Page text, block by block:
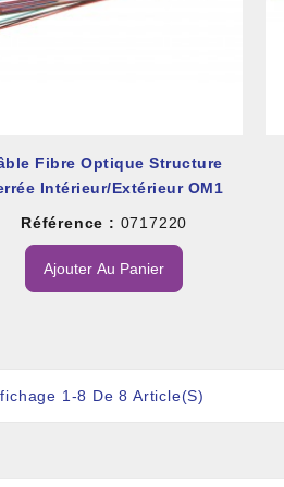
Fibre Optique Structure
Intérieur/extérieur OM1
Référence : 0717220
Ajouter Au Panier
1-8 De 8 Article(s)